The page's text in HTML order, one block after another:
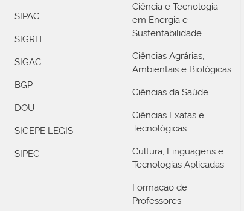
SIPAC
SIGRH
SIGAC
BGP
DOU
SIGEPE LEGIS
SIPEC
Ciência e Tecnologia
em Energia e
Sustentabilidade
Ciências Agrárias,
Ambientais e Biológicas
Ciências da Saúde
Ciências Exatas e
Tecnológicas
Cultura, Linguagens e
Tecnologias Aplicadas
Formação de
Professores